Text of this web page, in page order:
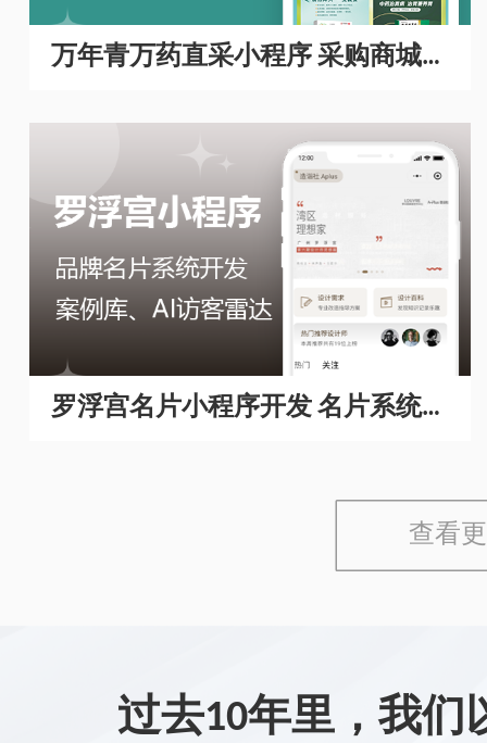
万年青万药直采小程序 采购商城A
PP开发
罗浮宫名片小程序开发 名片系统开
查看
过去10年里，我们